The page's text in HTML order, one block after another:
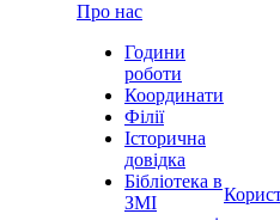
Про нас
Години
роботи
Координати
Філії
Історична
довідка
Бібліотека в
ЗМІ